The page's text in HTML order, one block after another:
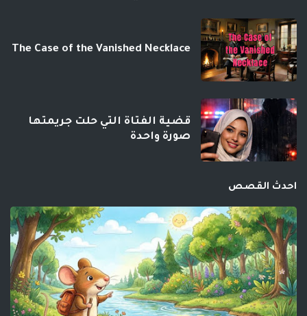
The Case of the Vanished Necklace
قضية الفتاة التي حلت جريمتها
صورة واحدة
احدث القصص